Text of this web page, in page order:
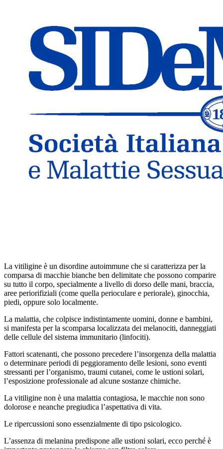
La vitiligine è un disordine autoimmune che si caratterizza per la
comparsa di macchie bianche ben delimitate che possono comparire
su tutto il corpo, specialmente a livello di dorso delle mani, braccia,
aree periorifiziali (come quella perioculare e periorale), ginocchia,
piedi, oppure solo localmente.
La malattia, che colpisce indistintamente uomini, donne e bambini,
si manifesta per la scomparsa localizzata dei melanociti, danneggiati
delle cellule del sistema immunitario (linfociti).
Fattori scatenanti, che possono precedere l’insorgenza della malattia
o determinare periodi di peggioramento delle lesioni, sono eventi
stressanti per l’organismo, traumi cutanei, come le ustioni solari,
l’esposizione professionale ad alcune sostanze chimiche.
La vitiligine non è una malattia contagiosa, le macchie non sono
dolorose e neanche pregiudica l’aspettativa di vita.
Le ripercussioni sono essenzialmente di tipo psicologico.
L’assenza di melanina predispone alle ustioni solari, ecco perché è